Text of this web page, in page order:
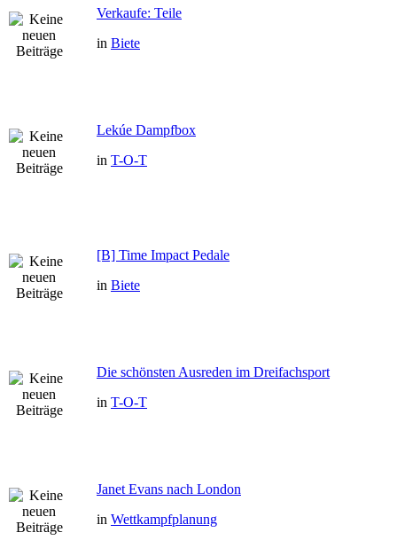
Verkaufe: Teile
in Biete
Lekúe Dampfbox
in T-O-T
[B] Time Impact Pedale
in Biete
Die schönsten Ausreden im Dreifachsport
in T-O-T
Janet Evans nach London
in Wettkampfplanung